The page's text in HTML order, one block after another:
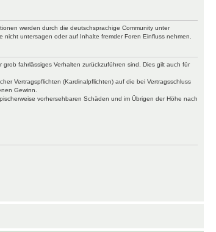
werden durch die deutschsprachige Community unter
untersagen oder auf Inhalte fremder Foren Einfluss nehmen.
fahrlässiges Verhalten zurückzuführen sind. Dies gilt auch für
Vertragspflichten (Kardinalpflichten) auf die bei Vertragsschluss
Gewinn.
vorhersehbaren Schäden und im Übrigen der Höhe nach